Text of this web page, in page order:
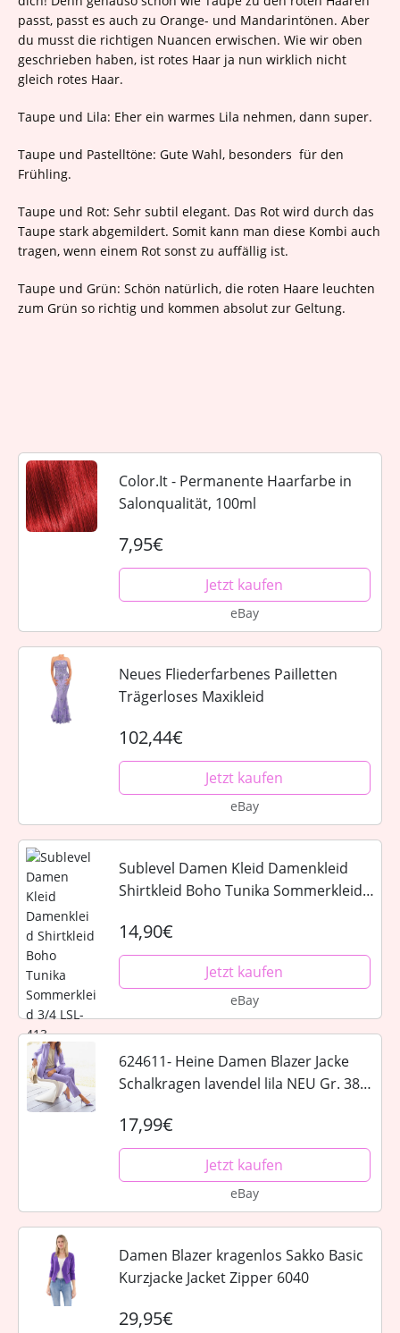
passt, passt es auch zu Orange- und Mandarintönen. Aber
du musst die richtigen Nuancen erwischen. Wie wir oben
geschrieben haben, ist rotes Haar ja nun wirklich nicht
gleich rotes Haar.
Taupe und Lila: Eher ein warmes Lila nehmen, dann super.
Taupe und Pastelltöne: Gute Wahl, besonders für den
Frühling.
Taupe und Rot: Sehr subtil elegant. Das Rot wird durch das
Taupe stark abgemildert. Somit kann man diese Kombi auch
tragen, wenn einem Rot sonst zu auffällig ist.
Taupe und Grün: Schön natürlich, die roten Haare leuchten
zum Grün so richtig und kommen absolut zur Geltung.
Color.It - Permanente Haarfarbe in
Salonqualität, 100ml
7,95€
Jetzt kaufen
eBay
Neues Fliederfarbenes Pailletten
Trägerloses Maxikleid
102,44€
Jetzt kaufen
eBay
Sublevel Damen Kleid Damenkleid
Shirtkleid Boho Tunika Sommerkleid
14,90€
Jetzt kaufen
eBay
624611- Heine Damen Blazer Jacke
Schalkragen lavendel lila NEU Gr. 38 -
17,99€
Jetzt kaufen
eBay
Damen Blazer kragenlos Sakko Basic
Kurzjacke Jacket Zipper 6040
29,95€